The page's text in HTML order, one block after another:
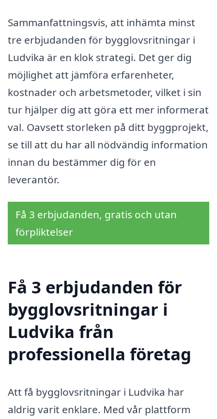
Sammanfattningsvis, att inhämta minst
tre erbjudanden för bygglovsritningar i
Ludvika är en klok strategi. Det ger dig
möjlighet att jämföra erfarenheter,
kostnader och arbetsmetoder, vilket i sin
tur hjälper dig att göra ett mer informerat
val. Oavsett storleken på ditt byggprojekt,
se till att du har all nödvändig information
innan du bestämmer dig för en
leverantör.
Få 3 erbjudanden, gratis och utan
förpliktelser
Få 3 erbjudanden för
bygglovsritningar i
Ludvika från
professionella företag
Att få bygglovsritningar i Ludvika har
aldrig varit enklare. Med vår plattform